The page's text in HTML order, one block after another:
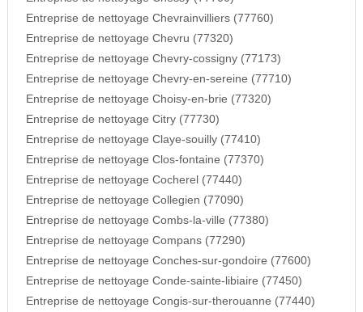
Entreprise de nettoyage Chevrainvilliers (77760)
Entreprise de nettoyage Chevru (77320)
Entreprise de nettoyage Chevry-cossigny (77173)
Entreprise de nettoyage Chevry-en-sereine (77710)
Entreprise de nettoyage Choisy-en-brie (77320)
Entreprise de nettoyage Citry (77730)
Entreprise de nettoyage Claye-souilly (77410)
Entreprise de nettoyage Clos-fontaine (77370)
Entreprise de nettoyage Cocherel (77440)
Entreprise de nettoyage Collegien (77090)
Entreprise de nettoyage Combs-la-ville (77380)
Entreprise de nettoyage Compans (77290)
Entreprise de nettoyage Conches-sur-gondoire (77600)
Entreprise de nettoyage Conde-sainte-libiaire (77450)
Entreprise de nettoyage Congis-sur-therouanne (77440)